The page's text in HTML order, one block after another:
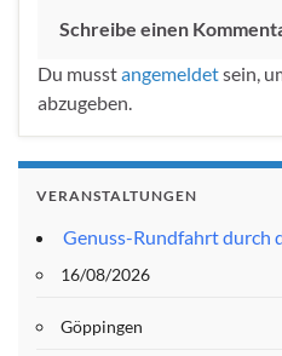
Schreibe einen
Du musstangemeldetsein,
abzugeben.
VERANSTALTUNGEN
Genuss-Rundfahrt durch
16/08/2026
Göppingen